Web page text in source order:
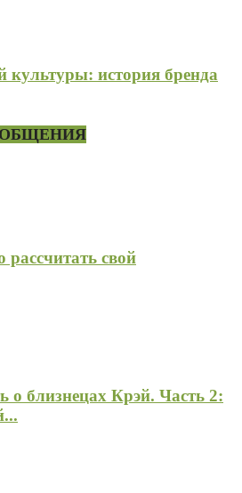
культуры: история бренда
свой
о близнецах Крэй. Часть 2: